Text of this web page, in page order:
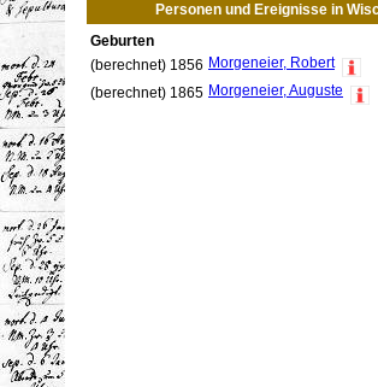
Personen und Ereignisse in
Geburten
(berechnet) 1856 Morgeneier, Robert
(berechnet) 1865 Morgeneier, Auguste